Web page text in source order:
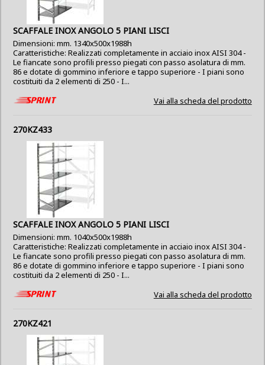
SCAFFALE INOX ANGOLO 5 PIANI LISCI
Dimensioni: mm. 1340x500x1988h
Caratteristiche: Realizzati completamente in acciaio inox AISI 304 -
Le fiancate sono profili presso piegati con passo asolatura di mm.
86 e dotate di gommino inferiore e tappo superiore - I piani sono
costituiti da 2 elementi di 250 - I...
Vai alla scheda del prodotto
270KZ433
SCAFFALE INOX ANGOLO 5 PIANI LISCI
Dimensioni: mm. 1040x500x1988h
Caratteristiche: Realizzati completamente in acciaio inox AISI 304 -
Le fiancate sono profili presso piegati con passo asolatura di mm.
86 e dotate di gommino inferiore e tappo superiore - I piani sono
costituiti da 2 elementi di 250 - I...
Vai alla scheda del prodotto
270KZ421